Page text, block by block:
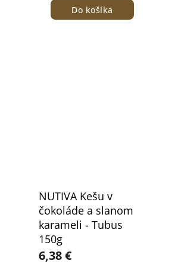
Do košíka
NUTIVA Kešu v
čokoláde a slanom
karameli - Tubus
150g
6,38 €